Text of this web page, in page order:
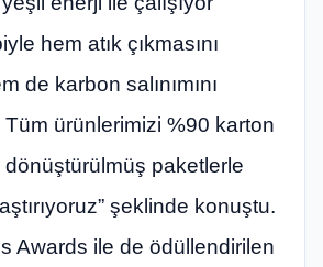
hem atık çıkmasını
de karbon salınımını
ürünlerimizi %90 karton
paketlerle
şeklinde konuştu.
Awards ile de ödüllendirilen